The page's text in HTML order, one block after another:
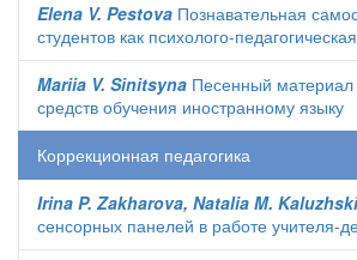
Elena V. Pestova Познавательная
студентов как психолого-
Mariia V. Sinitsyna Песенный материал
средств обучения иностранному языку
Коррекционная педагогика
Irina P. Zakharova, Natalia M.
сенсорных панелей в работе учителя-